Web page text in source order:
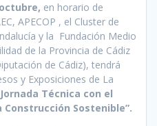
en horario de
APECOP , el Cluster de
y la Fundación Medio
de la Provincia de Cádiz
de Cádiz), tendrá
y Exposiciones de La
Jornada Técnica con el
Sostenible”.